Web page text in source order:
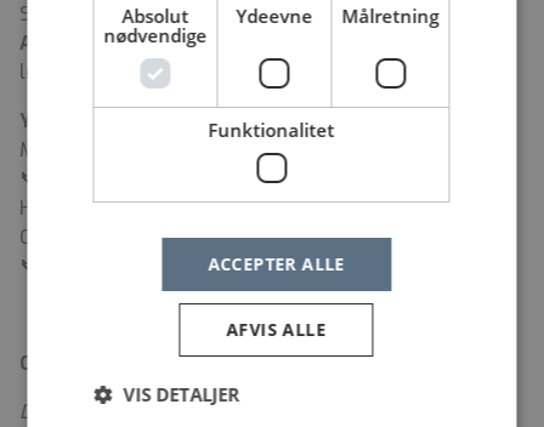
Send motiveret ansøgning og CV via linket i annoncen.
Ansøgningsfrist:20. juli 2025. Samtaler afholdes
løbende. Tidligst mulig opstart er 1. august 2025.
Yderligere oplysninger
Martin Græbe, Cheflæge, Klinisk Lektor
📞
magra@regionsjaelland.dk
Henning Bay Nielsen, Klinisk Professor i Anæstesi,
Overlæge, dr.med.
📞
hennin@regionsjaelland.dk
Om os
Den 1. januar 2024 fusionerede Sjællands
Absolut
nødvendige
Ydeevne Målretning
Funktionalitet
ACCEPTER ALLE
AFVIS ALLE
VIS DETALJER